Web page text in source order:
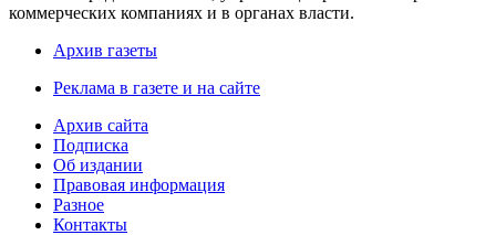
коммерческих компаниях и в органах власти.
Архив газеты
Реклама в газете и на сайте
Архив сайта
Подписка
Об издании
Правовая информация
Разное
Контакты